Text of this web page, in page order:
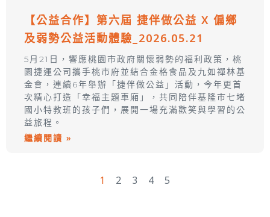
【公益合作】第六屆 捷伴做公益 X 偏鄉
及弱勢公益活動體驗_2026.05.21
5月21日，響應桃園市政府關懷弱勢的福利政策，桃
園捷運公司攜手桃市府並結合金格食品及九如禪林基
金會，連續6年舉辦「捷伴做公益」活動，今年更首
次精心打造「幸福主題車廂」，共同陪伴基隆市七堵
國小特教班的孩子們，展開一場充滿歡笑與學習的公
益旅程。
繼續閱讀 »
1 2 3 4 5